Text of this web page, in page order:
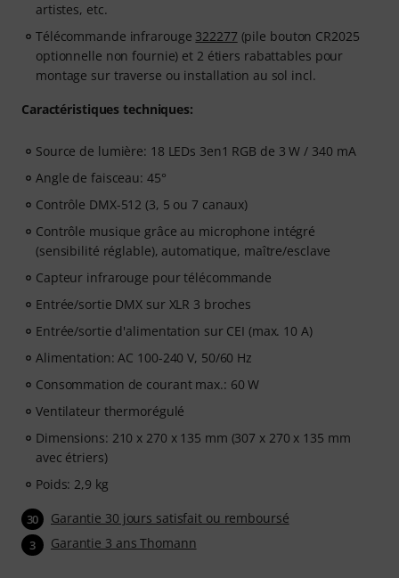
artistes, etc.
Télécommande infrarouge 322277 (pile bouton CR2025
optionnelle non fournie) et 2 étiers rabattables pour
montage sur traverse ou installation au sol incl.
Caractéristiques techniques:
Source de lumière: 18 LEDs 3en1 RGB de 3 W / 340 mA
Angle de faisceau: 45°
Contrôle DMX-512 (3, 5 ou 7 canaux)
Contrôle musique grâce au microphone intégré
(sensibilité réglable), automatique, maître/esclave
Capteur infrarouge pour télécommande
Entrée/sortie DMX sur XLR 3 broches
Entrée/sortie d'alimentation sur CEI (max. 10 A)
Alimentation: AC 100-240 V, 50/60 Hz
Consommation de courant max.: 60 W
Ventilateur thermorégulé
Dimensions: 210 x 270 x 135 mm (307 x 270 x 135 mm
avec étriers)
Poids: 2,9 kg
30 Garantie 30 jours satisfait ou remboursé
3 Garantie 3 ans Thomann